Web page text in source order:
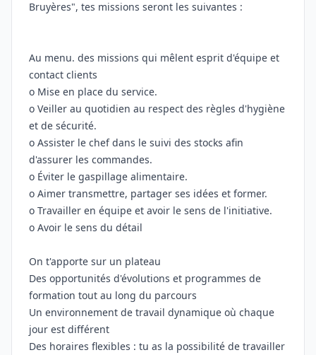
Bruyères", tes missions seront les suivantes :
Au menu. des missions qui mêlent esprit d'équipe et
contact clients
o Mise en place du service.
o Veiller au quotidien au respect des règles d'hygiène
et de sécurité.
o Assister le chef dans le suivi des stocks afin
d'assurer les commandes.
o Éviter le gaspillage alimentaire.
o Aimer transmettre, partager ses idées et former.
o Travailler en équipe et avoir le sens de l'initiative.
o Avoir le sens du détail
On t'apporte sur un plateau
Des opportunités d'évolutions et programmes de
formation tout au long du parcours
Un environnement de travail dynamique où chaque
jour est différent
Des horaires flexibles : tu as la possibilité de travailler